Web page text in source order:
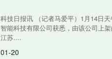
科技日报讯 （记者马爱平）1月14日
智能科技有限公司获悉，由该公司上
江苏....
01-20